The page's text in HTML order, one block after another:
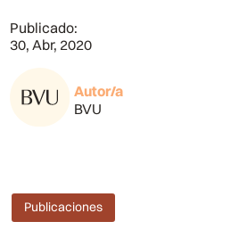
Publicado:
30, Abr, 2020
Autor/a
BVU
Publicaciones